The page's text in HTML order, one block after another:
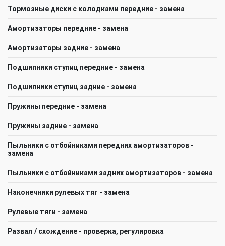
Тормозные диски с колодками передние - замена
Амортизаторы передние - замена
Амортизаторы задние - замена
Подшипники ступиц передние - замена
Подшипники ступиц задние - замена
Пружины передние - замена
Пружины задние - замена
Пыльники с отбойниками передних амортизаторов -
замена
Пыльники с отбойниками задних амортизаторов - замена
Наконечники рулевых тяг - замена
Рулевые тяги - замена
Развал / схождение - проверка, регулировка